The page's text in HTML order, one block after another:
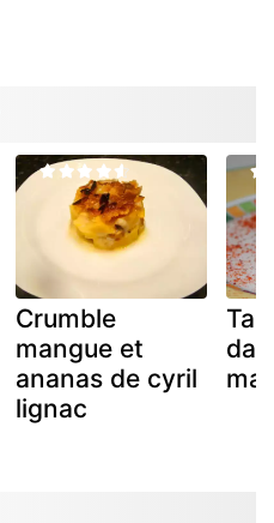
Crumble
mangue et
ananas de cyril
lignac